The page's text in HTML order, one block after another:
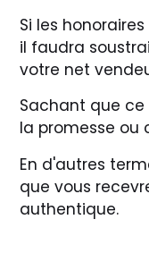
Si les
il faudra
votre net
Sachant que
la promesse ou
En d'autres
que vous
authentique.